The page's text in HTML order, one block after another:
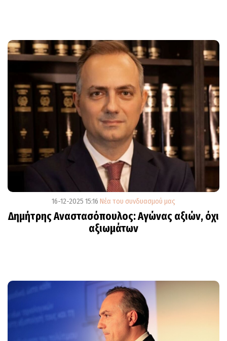
16-12-2025 15:16 Νέα του συνδυασμού μας
Δημήτρης Αναστασόπουλος: Αγώνας αξιών, όχι
αξιωμάτων